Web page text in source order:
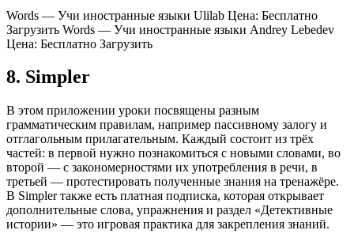
Words — Учи иностранные языки Ulilab Цена: Бесплатно
Загрузить Words — Учи иностранные языки Andrey Lebedev
Цена: Бесплатно Загрузить
8. Simpler
В этом приложении уроки посвящены разным
грамматическим правилам, например пассивному залогу и
отглагольным прилагательным. Каждый состоит из трёх
частей: в первой нужно познакомиться с новыми словами, во
второй — с закономерностями их употребления в речи, в
третьей — протестировать полученные знания на тренажёре.
В Simpler также есть платная подписка, которая открывает
дополнительные слова, упражнения и раздел «Детективные
истории» — это игровая практика для закрепления знаний.